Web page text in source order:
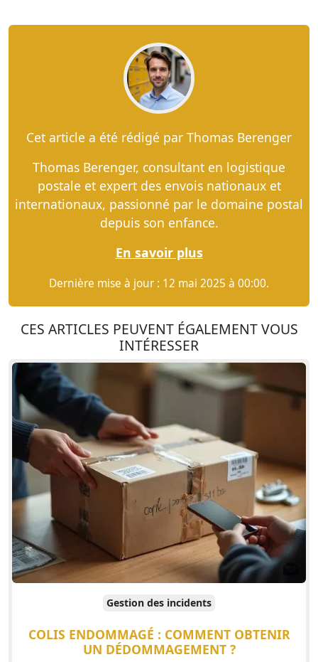
Cet article a été rédigé par Thomas Berenger
Thomas Berenger, consultant en logistique
postale et expert des envois nationaux et
internationaux, passionné par le domaine postal
depuis son enfance.
En savoir plus
Dernière mise à jour : 12 mai 2025 à 00:00.
CES ARTICLES PEUVENT ÉGALEMENT VOUS
INTÉRESSER
Gestion des incidents
COLIS ENDOMMAGÉ : COMMENT OBTENIR
UN DÉDOMMAGEMENT ?